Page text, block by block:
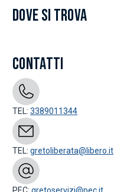
DOVE SI TROVA
CONTATTI
TEL: 3389011344
TEL: gretoliberata@libero.it